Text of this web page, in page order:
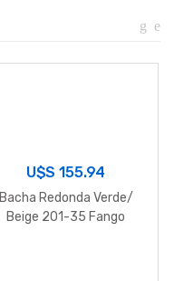
U$S155.94
Bacha Redonda Verde/
Beige 201-35 Fango